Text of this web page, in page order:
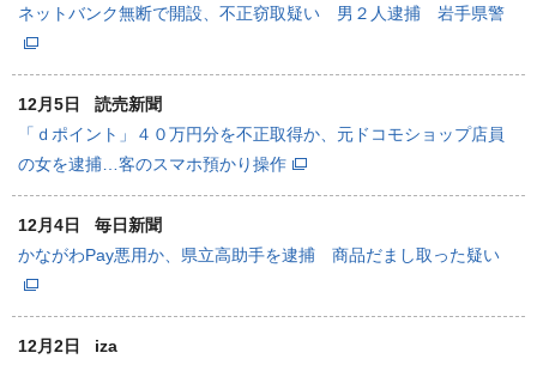
ネットバンク無断で開設、不正窃取疑い 男２人逮捕 岩手県警
12月5日
読売新聞
「ｄポイント」４０万円分を不正取得か、元ドコモショップ店員
の女を逮捕…客のスマホ預かり操作
12月4日
毎日新聞
かながわPay悪用か、県立高助手を逮捕 商品だまし取った疑い
12月2日
iza